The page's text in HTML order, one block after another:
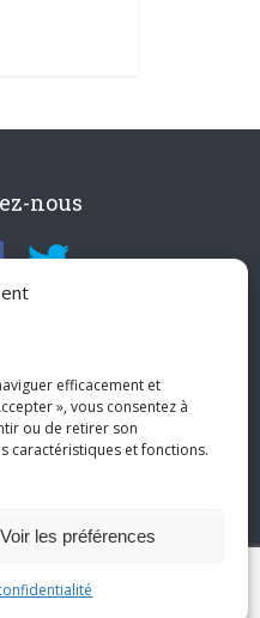
efficacement et
», vous consentez à
ou de retirer son
caractéristiques et fonctions.
Voir les préférences
nous